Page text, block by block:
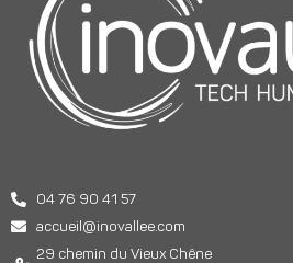
04 76 90 41 57
accueil@inovallee.com
29 chemin du Vieux Chêne